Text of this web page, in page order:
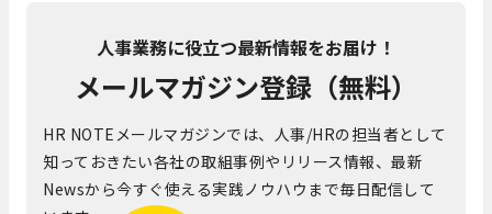
人事業務に役立つ最新情報をお届け！
メールマガジン登録（無料）
HR NOTEメールマガジンでは、人事/HRの担当者として
知っておきたい各社の取組事例やリリース情報、最新
Newsから今すぐ使える実践ノウハウまで毎日配信して